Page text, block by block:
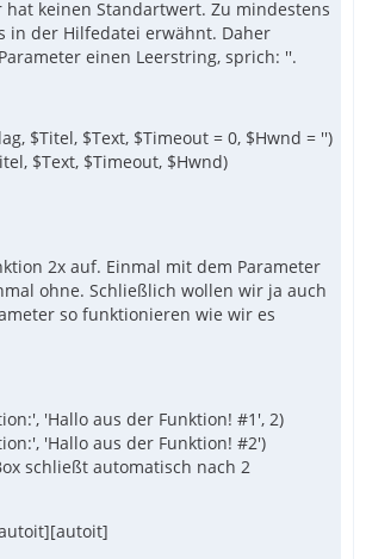
hat keinen Standartwert. Zu mindestens
in der Hilfedatei erwähnt. Daher
einen Leerstring, sprich: ''.
$Titel, $Text, $Timeout = 0, $Hwnd = '')
$Text, $Timeout, $Hwnd)
2x auf. Einmal mit dem Parameter
ohne. Schließlich wollen wir ja auch
so funktionieren wie wir es
'Hallo aus der Funktion! #1', 2)
'Hallo aus der Funktion! #2')
schließt automatisch nach 2